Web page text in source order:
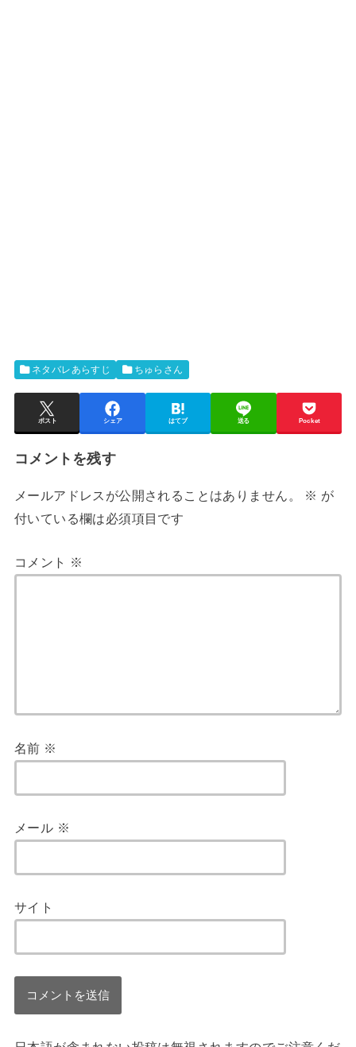
ネタバレあらすじ ちゅらさん
ポスト シェア はてブ 送る Pocket
コメントを残す
メールアドレスが公開されることはありません。 ※ が
付いている欄は必須項目です
コメント ※
名前 ※
メール ※
サイト